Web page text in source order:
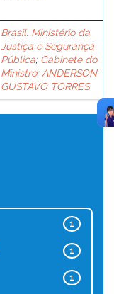
Brasil. Ministério da
Justiça e Segurança
Pública; Gabinete do
Ministro; ANDERSON
GUSTAVO TORRES
1
1
1